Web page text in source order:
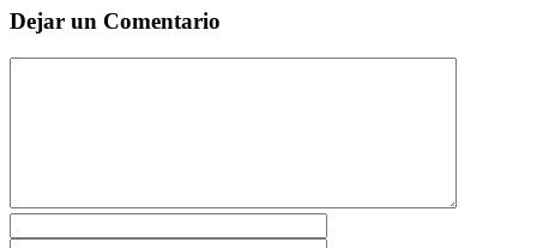
Dejar un Comentario